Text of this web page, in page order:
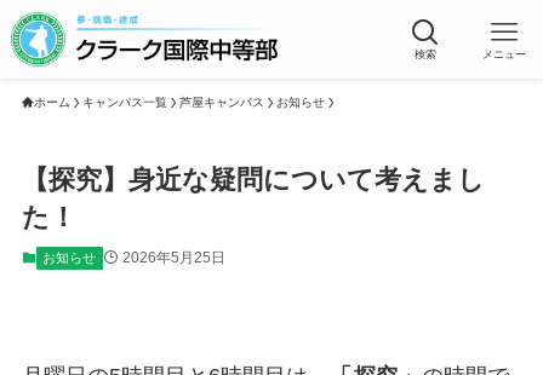
検索 メニュー
ホーム キャンパス一覧 芦屋キャンパス お知らせ
【探究】身近な疑問について考えまし
た！
お知らせ 2026年5月25日